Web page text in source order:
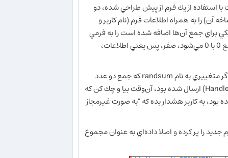
استفاده از يك فرم از پيش طراحي شده، دو
را به همراه اطلاعات فرم (نام كاربر و
براي جمع آن‌ها اضافه شده است را به فرمي
كه داده‌ها را مي‌خواند نمي‌فرستد. در نتيجه، تابع، آن‌ها را صفر در نظر مي‌گيرد و جمع 0 با 0 مي‌شود، صفر، پس يعني اطلاعات،
متغييري به نامrandsumكه جمع دو عدد
) ارسال شده بود، آن‌وقت بيا و چك كن كه
به كاربر هشدار بده كه "به صورت غيرمجاز
را پر كرده و اصلا داده‌اي به عنوان مجموع